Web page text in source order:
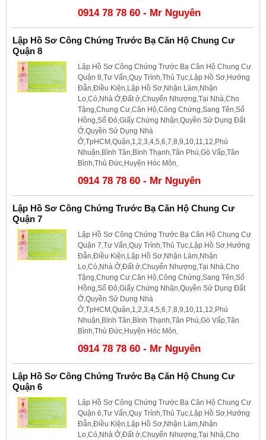
0914 78 78 60 - Mr Nguyên
Lập Hồ Sơ Công Chứng Trước Bạ Căn Hộ Chung Cư
Quận 8
Lập Hồ Sơ Công Chứng Trước Bạ Căn Hộ Chung Cư
Quận 8,Tư Vấn,Quy Trình,Thủ Tục,Lập Hồ Sơ,Hướng
Đẫn,Điều Kiện,Lập Hồ Sơ,Nhận Làm,Nhận
Lo,Có,Nhà Ở,Đất ở,Chuyển Nhượng,Tại Nhà,Cho
Tặng,Chung Cư,Căn Hộ,Công Chứng,Sang Tên,Sổ
Hồng,Sổ Đỏ,Giấy Chứng Nhận,Quyền Sử Dụng Đất
Ở,Quyền Sử Dụng Nhà
Ở,TpHCM,Quận,1,2,3,4,5,6,7,8,9,10,11,12,Phú
Nhuận,Bình Tân,Bình Thạnh,Tân Phú,Gò Vấp,Tân
Bình,Thủ Đức,Huyện Hóc Môn,
0914 78 78 60 - Mr Nguyên
Lập Hồ Sơ Công Chứng Trước Bạ Căn Hộ Chung Cư
Quận 7
Lập Hồ Sơ Công Chứng Trước Bạ Căn Hộ Chung Cư
Quận 7,Tư Vấn,Quy Trình,Thủ Tục,Lập Hồ Sơ,Hướng
Đẫn,Điều Kiện,Lập Hồ Sơ,Nhận Làm,Nhận
Lo,Có,Nhà Ở,Đất ở,Chuyển Nhượng,Tại Nhà,Cho
Tặng,Chung Cư,Căn Hộ,Công Chứng,Sang Tên,Sổ
Hồng,Sổ Đỏ,Giấy Chứng Nhận,Quyền Sử Dụng Đất
Ở,Quyền Sử Dụng Nhà
Ở,TpHCM,Quận,1,2,3,4,5,6,7,8,9,10,11,12,Phú
Nhuận,Bình Tân,Bình Thạnh,Tân Phú,Gò Vấp,Tân
Bình,Thủ Đức,Huyện Hóc Môn,
0914 78 78 60 - Mr Nguyên
Lập Hồ Sơ Công Chứng Trước Bạ Căn Hộ Chung Cư
Quận 6
Lập Hồ Sơ Công Chứng Trước Bạ Căn Hộ Chung Cư
Quận 6,Tư Vấn,Quy Trình,Thủ Tục,Lập Hồ Sơ,Hướng
Đẫn,Điều Kiện,Lập Hồ Sơ,Nhận Làm,Nhận
Lo,Có,Nhà Ở,Đất ở,Chuyển Nhượng,Tại Nhà,Cho